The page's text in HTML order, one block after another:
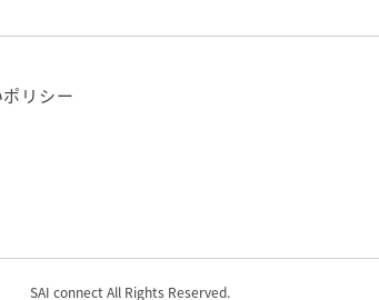
リシー
SAI connect All Rights Reserved.